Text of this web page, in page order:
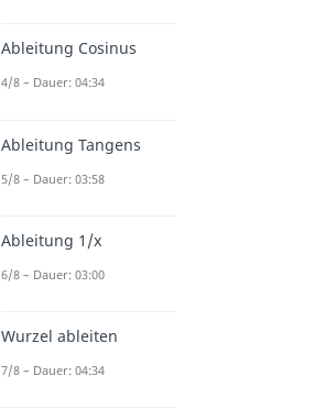
Ableitung Cosinus
4/8 – Dauer: 04:34
Ableitung Tangens
5/8 – Dauer: 03:58
Ableitung 1/x
6/8 – Dauer: 03:00
Wurzel ableiten
7/8 – Dauer: 04:34